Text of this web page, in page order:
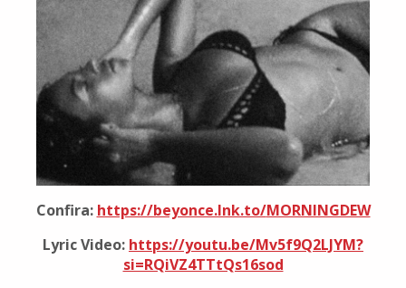
Confira: https://beyonce.lnk.to/MORNINGDEW
Lyric Video: https://youtu.be/Mv5f9Q2LJYM?
si=RQiVZ4TTtQs16sod